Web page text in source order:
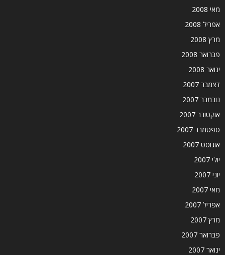
מאי 2008
אפריל 2008
מרץ 2008
פברואר 2008
ינואר 2008
דצמבר 2007
נובמבר 2007
אוקטובר 2007
ספטמבר 2007
אוגוסט 2007
יולי 2007
יוני 2007
מאי 2007
אפריל 2007
מרץ 2007
פברואר 2007
ינואר 2007